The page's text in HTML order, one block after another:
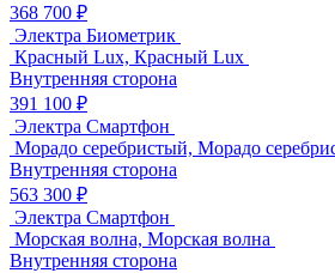
368 700 ₽
Электра Биометрик
Красный Lux, Красный Lux
Внутренняя сторона
391 100 ₽
Электра Смартфон
Морадо серебристый, Морадо
Внутренняя сторона
563 300 ₽
Электра Смартфон
Морская волна, Морская волна
Внутренняя сторона